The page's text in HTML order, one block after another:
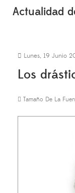
Actualidad
Lunes, 19 Junio
Los
Tamaño De La